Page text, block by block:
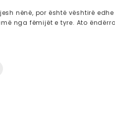
nënë, por është vështirë
nga fëmijët e tyre. Ato